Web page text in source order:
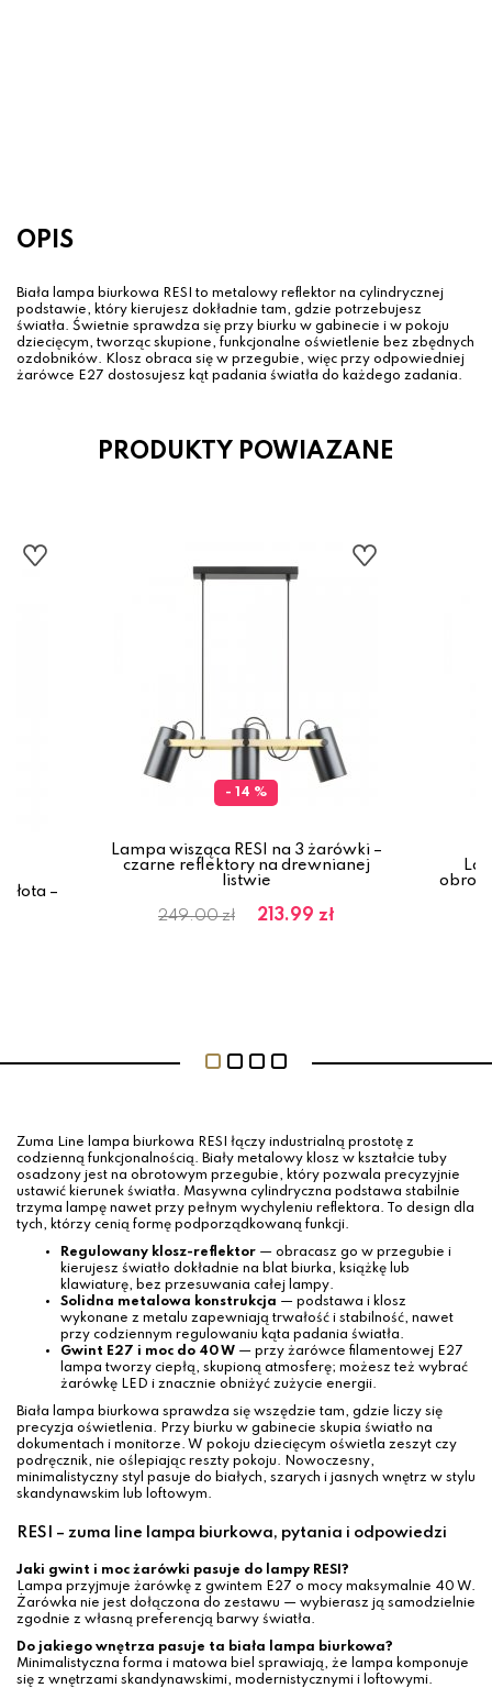
OPIS
Biała lampa biurkowa RESI to metalowy reflektor na cylindrycznej
podstawie, który kierujesz dokładnie tam, gdzie potrzebujesz
światła. Świetnie sprawdza się przy biurku w gabinecie i w pokoju
dziecięcym, tworząc skupione, funkcjonalne oświetlenie bez zbędnych
ozdobników. Klosz obraca się w przegubie, więc przy odpowiedniej
żarówce E27 dostosujesz kąt padania światła do każdego zadania.
PRODUKTY POWIAZANE
–
- 14 %
Lampa wisząca RESI na 3 żarówki –
czarne reflektory na drewnianej
listwie
249.00 zł 213.99 zł
Zuma Line lampa biurkowa RESI łączy industrialną prostotę z
codzienną funkcjonalnością. Biały metalowy klosz w kształcie tuby
osadzony jest na obrotowym przegubie, który pozwala precyzyjnie
ustawić kierunek światła. Masywna cylindryczna podstawa stabilnie
trzyma lampę nawet przy pełnym wychyleniu reflektora. To design dla
tych, którzy cenią formę podporządkowaną funkcji.
Regulowany klosz-reflektor — obracasz go w przegubie i
kierujesz światło dokładnie na blat biurka, książkę lub
klawiaturę, bez przesuwania całej lampy.
Solidna metalowa konstrukcja — podstawa i klosz
wykonane z metalu zapewniają trwałość i stabilność, nawet
przy codziennym regulowaniu kąta padania światła.
Gwint E27 i moc do 40 W — przy żarówce filamentowej E27
lampa tworzy ciepłą, skupioną atmosferę; możesz też wybrać
żarówkę LED i znacznie obniżyć zużycie energii.
Biała lampa biurkowa sprawdza się wszędzie tam, gdzie liczy się
precyzja oświetlenia. Przy biurku w gabinecie skupia światło na
dokumentach i monitorze. W pokoju dziecięcym oświetla zeszyt czy
podręcznik, nie oślepiając reszty pokoju. Nowoczesny,
minimalistyczny styl pasuje do białych, szarych i jasnych wnętrz w stylu
skandynawskim lub loftowym.
RESI – zuma line lampa biurkowa, pytania i odpowiedzi
Jaki gwint i moc żarówki pasuje do lampy RESI?
Lampa przyjmuje żarówkę z gwintem E27 o mocy maksymalnie 40 W.
Żarówka nie jest dołączona do zestawu — wybierasz ją samodzielnie
zgodnie z własną preferencją barwy światła.
Do jakiego wnętrza pasuje ta biała lampa biurkowa?
Minimalistyczna forma i matowa biel sprawiają, że lampa komponuje
się z wnętrzami skandynawskimi, modernistycznymi i loftowymi.